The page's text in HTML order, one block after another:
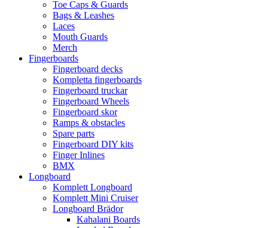
Toe Caps & Guards
Bags & Leashes
Laces
Mouth Guards
Merch
Fingerboards
Fingerboard decks
Kompletta fingerboards
Fingerboard truckar
Fingerboard Wheels
Fingerboard skor
Ramps & obstacles
Spare parts
Fingerboard DIY kits
Finger Inlines
BMX
Longboard
Komplett Longboard
Komplett Mini Cruiser
Longboard Brädor
Kahalani Boards